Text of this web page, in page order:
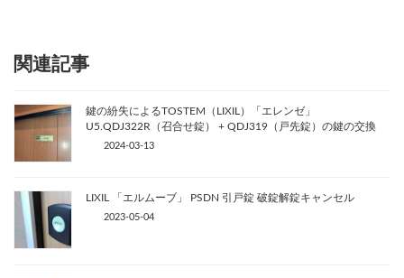
関連記事
鍵の紛失によるTOSTEM（LIXIL）「エレンゼ」
U5.QDJ322R（召合せ錠） + QDJ319（戸先錠）の鍵の交換
2024-03-13
LIXIL 「エルムーブ」 PSDN 引戸錠 破錠解錠キャンセル
2023-05-04